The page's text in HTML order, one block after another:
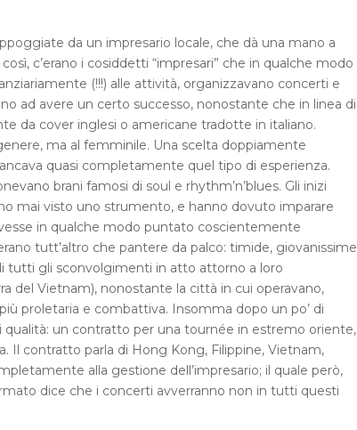
da un impresario locale, che dà una mano a
c’erano i cosiddetti “impresari” che in qualche modo
(!!!) alle attività, organizzavano concerti e
ad avere un certo successo, nonostante che in linea di
da cover inglesi o americane tradotte in italiano.
ma al femminile. Una scelta doppiamente
quasi completamente quel tipo di esperienza.
brani famosi di soul e rhythm’n’blues. Gli inizi
mai visto uno strumento, e hanno dovuto imparare
in qualche modo puntato coscientemente
tutt’altro che pantere da palco: timide, giovanissime
tutti gli sconvolgimenti in atto attorno a loro
del Vietnam), nonostante la città in cui operavano,
proletaria e combattiva. Insomma dopo un po’ di
qualità: un contratto per una tournée in estremo oriente,
Il contratto parla di Hong Kong, Filippine, Vietnam,
alla gestione dell’impresario; il quale però,
dice che i concerti avverranno non in tutti questi